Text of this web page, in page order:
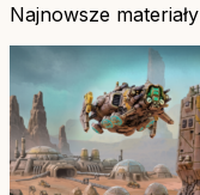
Najnowsze materiały